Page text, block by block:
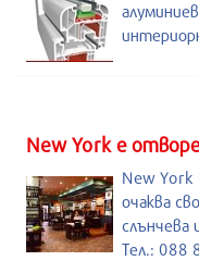
New York е
New York
очаква
слънчева
Тел.: 088